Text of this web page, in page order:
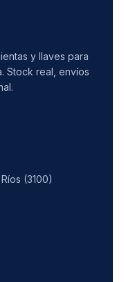
y llaves para
Stock real, envíos
(3100)